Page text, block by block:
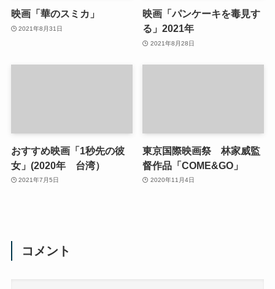
映画「華のスミカ」
2021年8月31日
映画「パンケーキを毒見す
る」2021年
2021年8月28日
おすすめ映画「1秒先の彼
女」(2020年 台湾）
2021年7月5日
東京国際映画祭 林家威監
督作品「COME&GO」
2020年11月4日
コメント